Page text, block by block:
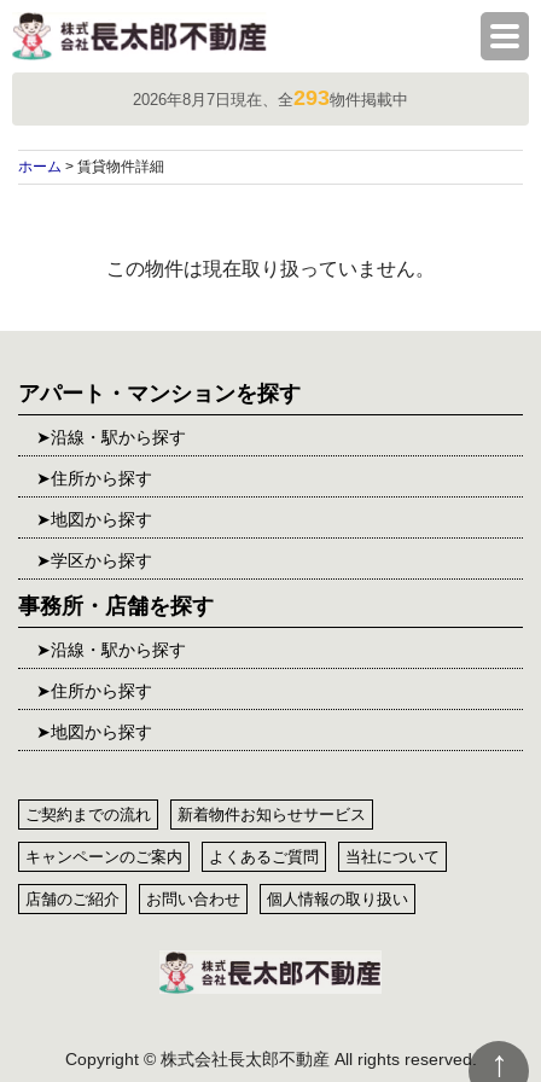
2026年8月7日現在、全293物件掲載中
ホーム > 賃貸物件詳細
この物件は現在取り扱っていません。
アパート・マンションを探す
沿線・駅から探す
住所から探す
地図から探す
学区から探す
事務所・店舗を探す
沿線・駅から探す
住所から探す
地図から探す
ご契約までの流れ 新着物件お知らせサービス
キャンペーンのご案内 よくあるご質問 当社について
店舗のご紹介 お問い合わせ 個人情報の取り扱い
Copyright © 株式会社長太郎不動産 All rights reserved.